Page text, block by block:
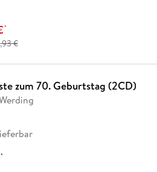
*
€
zum 70. Geburtstag (2CD)
*